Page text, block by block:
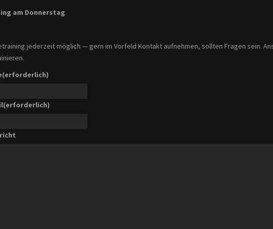
am Donnerstag
jederzeit möglich — gern im Vorfeld Kontakt aufnehmen, sollten Fragen sein.
(erforderlich)
(erforderlich)